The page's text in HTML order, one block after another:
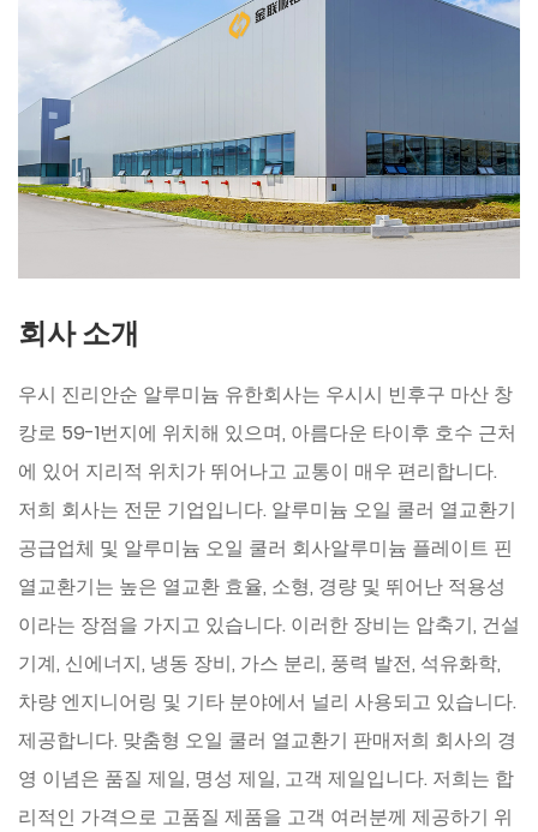
회사 소개
우시 진리안순 알루미늄 유한회사는 우시시 빈후구 마산 창
캉로 59-1번지에 위치해 있으며, 아름다운 타이후 호수 근처
에 있어 지리적 위치가 뛰어나고 교통이 매우 편리합니다.
저희 회사는 전문 기업입니다. 알루미늄 오일 쿨러 열교환기
공급업체 및 알루미늄 오일 쿨러 회사알루미늄 플레이트 핀
열교환기는 높은 열교환 효율, 소형, 경량 및 뛰어난 적용성
이라는 장점을 가지고 있습니다. 이러한 장비는 압축기, 건설
기계, 신에너지, 냉동 장비, 가스 분리, 풍력 발전, 석유화학,
차량 엔지니어링 및 기타 분야에서 널리 사용되고 있습니다.
제공합니다. 맞춤형 오일 쿨러 열교환기 판매저희 회사의 경
영 이념은 품질 제일, 명성 제일, 고객 제일입니다. 저희는 합
리적인 가격으로 고품질 제품을 고객 여러분께 제공하기 위